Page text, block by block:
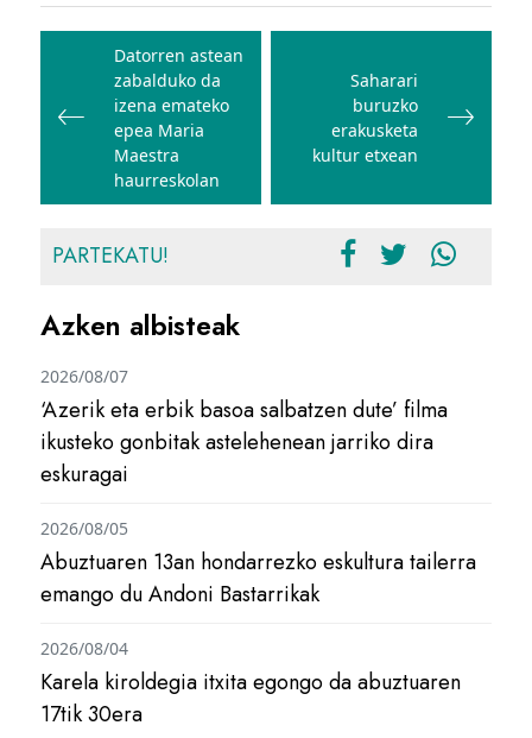
Bidalketetan
zehar
nabigatu
Datorren astean
zabalduko da
izena emateko
epea Maria
Maestra
haurreskolan
Saharari
buruzko
erakusketa
kultur etxean
PARTEKATU!
Azken albisteak
‘Azerik eta erbik basoa salbatzen dute’ filma
ikusteko gonbitak astelehenean jarriko dira
eskuragai
2026/08/07
Abuztuaren 13an hondarrezko eskultura tailerra
emango du Andoni Bastarrikak
2026/08/05
Karela kiroldegia itxita egongo da abuztuaren
17tik 30era
2026/08/04